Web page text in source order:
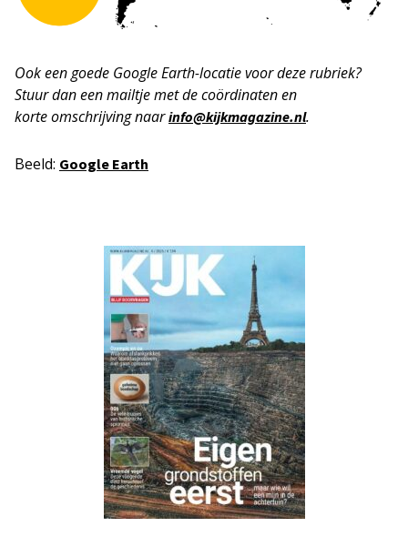
Ook een goede Google Earth-locatie voor deze rubriek?
Stuur dan een mailtje met de coördinaten en
korteomschrijving naarinfo@kijkmagazine.nl.
Beeld: Google Earth